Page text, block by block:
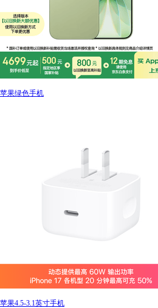
苹果绿色手机
苹果4.5-3.1英寸手机